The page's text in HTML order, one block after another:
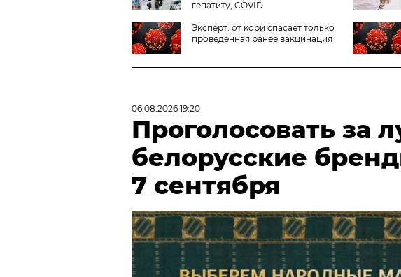
гепатиту, COVID
Эксперт: от кори спасает только
проведенная ранее вакцинация
06.08.2026 19:20
Проголосовать за
белорусские
7 сентября